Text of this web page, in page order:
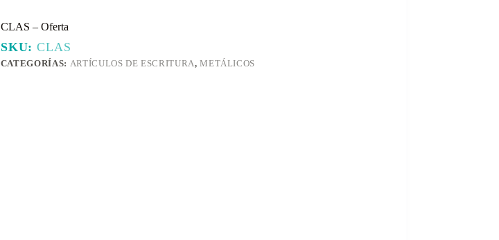
CLAS – Oferta
SKU:CLAS
CATEGORÍAS: ARTÍCULOS DE ESCRITURA,METÁLICOS